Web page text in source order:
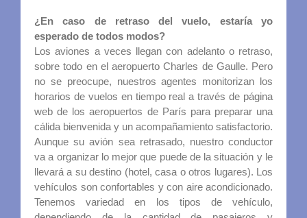
¿En caso de retraso del vuelo, estaría yo
esperado de todos modos?
Los aviones a veces llegan con adelanto o retraso,
sobre todo en el aeropuerto Charles de Gaulle. Pero
no se preocupe, nuestros agentes monitorizan los
horarios de vuelos en tiempo real a través de página
web de los aeropuertos de París para preparar una
cálida bienvenida y un acompañamiento satisfactorio.
Aunque su avión sea retrasado, nuestro conductor
va a organizar lo mejor que puede de la situación y le
llevará a su destino (hotel, casa o otros lugares). Los
vehículos son confortables y con aire acondicionado.
Tenemos variedad en los tipos de vehículo,